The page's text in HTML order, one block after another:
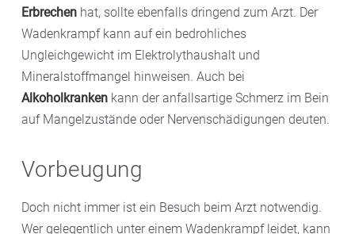
Erbrechen hat, sollte ebenfalls dringend zum Arzt. Der
Wadenkrampf kann auf ein bedrohliches
Ungleichgewicht im Elektrolythaushalt und
Mineralstoffmangel hinweisen. Auch bei
Alkoholkranken kann der anfallsartige Schmerz im Bein
auf Mangelzustände oder Nervenschädigungen deuten.
Vorbeugung
Doch nicht immer ist ein Besuch beim Arzt notwendig.
Wer gelegentlich unter einem Wadenkrampf leidet, kann